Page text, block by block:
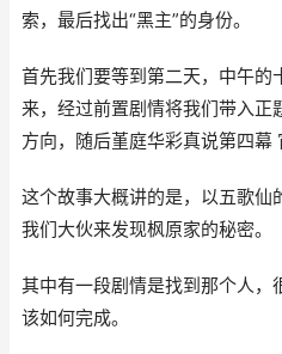
索，最后找出“黑主”的身份。
首先我们要等到第二天，中午的
来，经过前置剧情将我们带入正
方向，随后堇庭华彩真说第四幕
这个故事大概讲的是，以五歌仙
我们大伙来发现枫原家的秘密。
其中有一段剧情是找到那个人，
该如何完成。